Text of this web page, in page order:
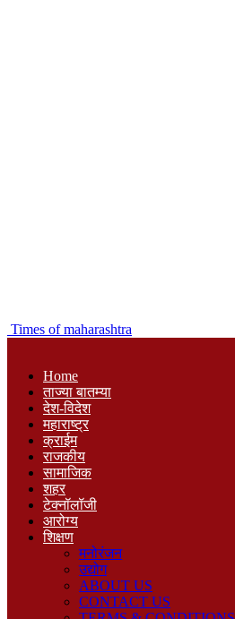
Times of maharashtra
Home
ताज्या बातम्या
देश-विदेश
महाराष्ट्र
क्राईम
राजकीय
सामाजिक
शहर
टेक्नॉलॉजी
आरोग्य
शिक्षण
मनोरंजन
उद्योग
ABOUT US
CONTACT US